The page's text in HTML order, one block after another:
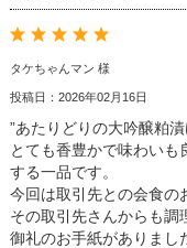
タケちゃんマン 様
投稿日：2026年02月16日
”あたりどりの大吟醸粕
とても香豊かで味わいも
する一品です。
今回は取引先との会食の
その取引先さんからも調
御礼のお手紙がありまし